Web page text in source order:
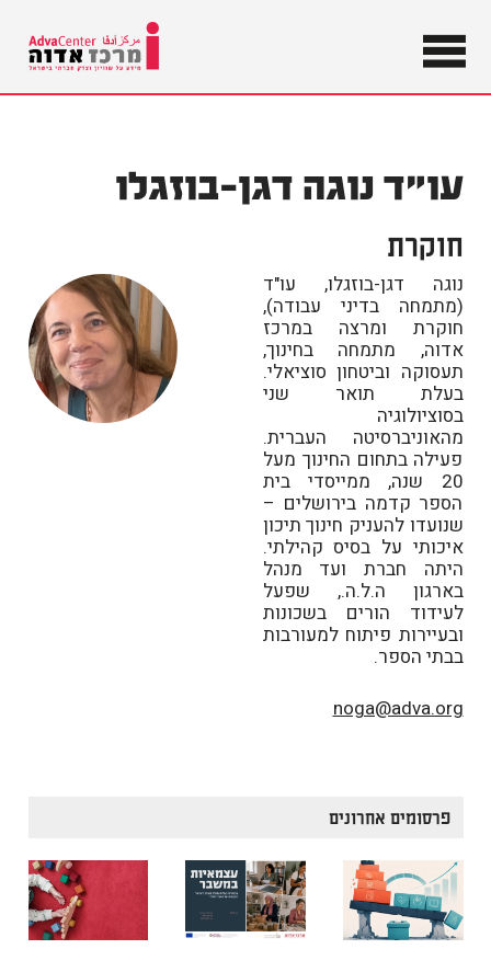
מרכז
אדוה
מידע על
שוויון וצדק
חברתי
עו"ד נוגה דגן-בוזגלו
חוקרת
נוגה דגן-בוזגלו, עו"ד
(מתמחה בדיני עבודה),
חוקרת ומרצה במרכז
אדוה, מתמחה בחינוך,
תעסוקה וביטחון סוציאלי.
בעלת תואר שני
בסוציולוגיה
מהאוניברסיטה העברית.
פעילה בתחום החינוך מעל
20 שנה, ממייסדי בית
הספר קדמה בירושלים –
שנועדו להעניק חינוך תיכון
איכותי על בסיס קהילתי.
היתה חברת ועד מנהל
בארגון ה.ל.ה., שפעל
לעידוד הורים בשכונות
ובעיירות פיתוח למעורבות
בבתי הספר.
noga@adva.org
פרסומים אחרונים